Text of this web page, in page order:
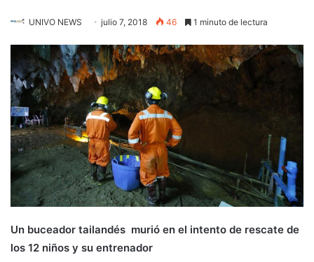
UNIVO NEWS julio 7, 2018 46 1 minuto de lectura
Un buceador tailandés murió en el intento de rescate de
los 12 niños y su entrenador